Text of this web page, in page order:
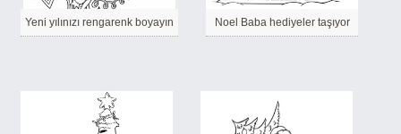
Yeni yılınızı rengarenk boyayın Noel Baba hediyeler taşıyor